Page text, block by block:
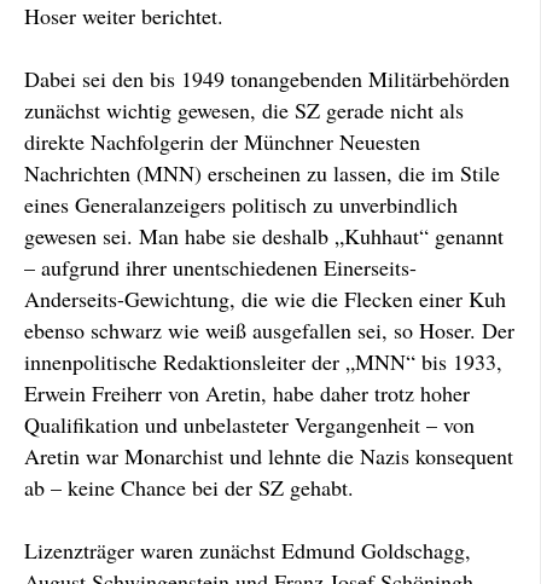
Hoser weiter berichtet.
Dabei sei den bis 1949 tonangebenden Militärbehörden
zunächst wichtig gewesen, die SZ gerade nicht als
direkte Nachfolgerin der Münchner Neuesten
Nachrichten (MNN) erscheinen zu lassen, die im Stile
eines Generalanzeigers politisch zu unverbindlich
gewesen sei. Man habe sie deshalb „Kuhhaut“ genannt
– aufgrund ihrer unentschiedenen Einerseits-
Anderseits-Gewichtung, die wie die Flecken einer Kuh
ebenso schwarz wie weiß ausgefallen sei, so Hoser. Der
innenpolitische Redaktionsleiter der „MNN“ bis 1933,
Erwein Freiherr von Aretin, habe daher trotz hoher
Qualifikation und unbelasteter Vergangenheit – von
Aretin war Monarchist und lehnte die Nazis konsequent
ab – keine Chance bei der SZ gehabt.
Lizenzträger waren zunächst Edmund Goldschagg,